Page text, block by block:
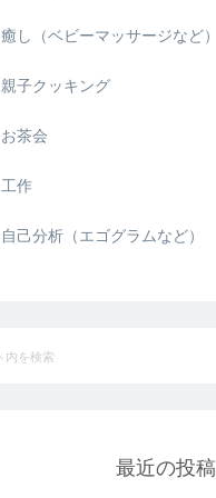
癒し（ベビーマッサージなど）
親子クッキング
お茶会
工作
自己分析（エゴグラムなど）
最近の投稿